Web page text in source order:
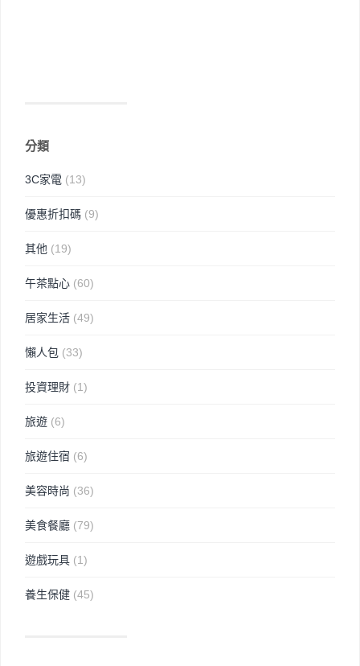
分類
3C家電 (13)
優惠折扣碼 (9)
其他 (19)
午茶點心 (60)
居家生活 (49)
懶人包 (33)
投資理財 (1)
旅遊 (6)
旅遊住宿 (6)
美容時尚 (36)
美食餐廳 (79)
遊戲玩具 (1)
養生保健 (45)